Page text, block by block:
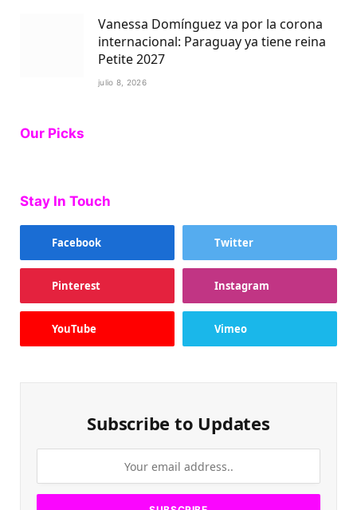
Vanessa Domínguez va por la corona
internacional: Paraguay ya tiene reina
Petite 2027
julio 8, 2026
Our Picks
Stay In Touch
Facebook Twitter
Pinterest Instagram
YouTube Vimeo
Subscribe to Updates